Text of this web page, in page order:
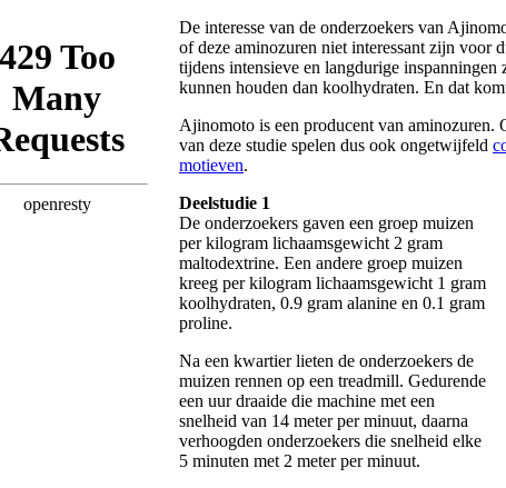
De interesse van de onderzoekers van
of deze aminozuren niet interessant zijn voor
tijdens intensieve en langdurige
kunnen houden dan koolhydraten. En dat
Ajinomoto is een producent van aminozuren.
van deze studie spelen dus ook ongetwijfeld
motieven.
Deelstudie 1
De onderzoekers gaven een groep muizen
per kilogram lichaamsgewicht 2 gram
maltodextrine. Een andere groep muizen
kreeg per kilogram lichaamsgewicht 1 gram
koolhydraten, 0.9 gram alanine en 0.1 gram
proline.
Na een kwartier lieten de onderzoekers de
muizen rennen op een treadmill. Gedurende
een uur draaide die machine met een
snelheid van 14 meter per minuut, daarna
verhoogden onderzoekers die snelheid elke
5 minuten met 2 meter per minuut.